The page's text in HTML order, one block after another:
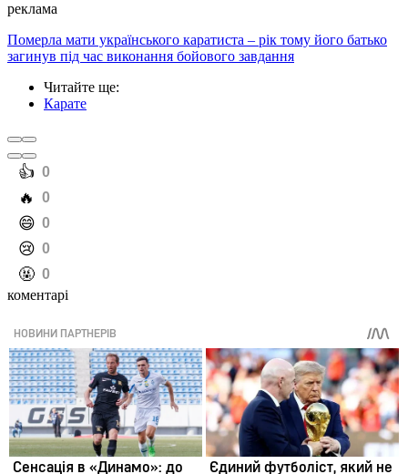
реклама
Померла мати українського каратиста – рік тому його батько
загинув під час виконання бойового завдання
Читайте ще:
Карате
️👍 0
️🔥 0
️😄 0
️😢 0
️🤬 0
коментарі